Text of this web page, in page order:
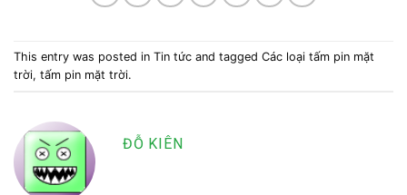
This entry was posted in Tin tức and tagged Các loại tấm pin mặt
trời, tấm pin mặt trời.
ĐỖ KIÊN